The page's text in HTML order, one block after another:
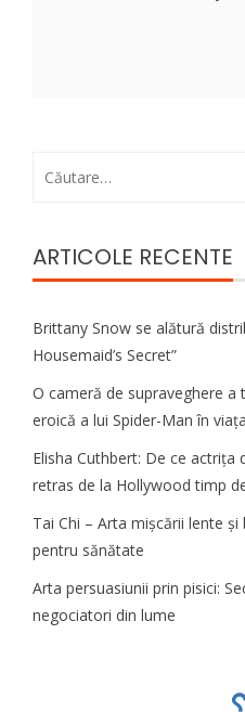
ARTICOLE RECENTE
Brittany Snow se alătură
Housemaid’s Secret”
O cameră de supraveghere
eroică a lui Spider-Man în
Elisha Cuthbert: De ce actrița
retras de la Hollywood timp
Tai Chi – Arta mișcării lente
pentru sănătate
Arta persuasiunii prin pisici:
negociatori din lume